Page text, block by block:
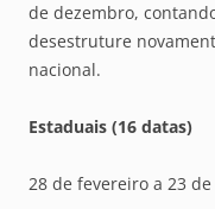
de dezembro,
desestruture
nacional.
Estaduais (16 datas)
28 de fevereiro a 23